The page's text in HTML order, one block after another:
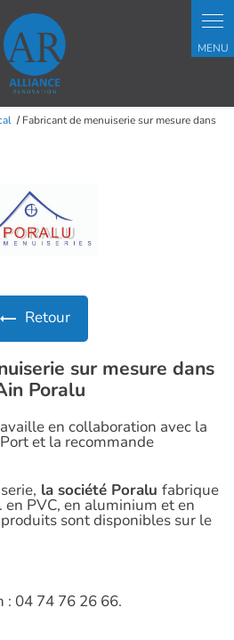
Fabricant de menuiserie sur mesure dans
Retour
sur mesure dans
Poralu
en collaboration avec la
et la recommande
la société Poralufabrique
en PVC, en aluminium et en
sont disponibles sur le
: 04 74 76 26 66.